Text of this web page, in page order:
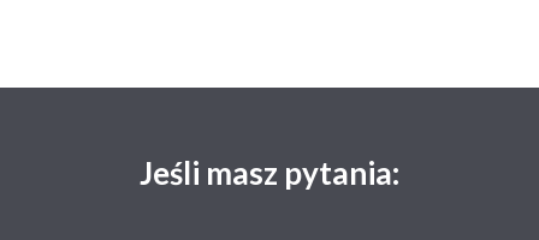
Jeśli masz pytania: